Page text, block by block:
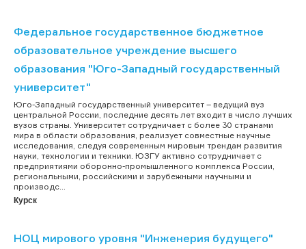
Федеральное государственное бюджетное
образовательное учреждение высшего
образования "Юго-Западный государственный
университет"
Юго-Западный государственный университет – ведущий вуз
центральной России, последние десять лет входит в число лучших
вузов страны. Университет сотрудничает с более 30 странами
мира в области образования, реализует совместные научные
исследования, следуя современным мировым трендам развития
науки, технологии и техники. ЮЗГУ активно сотрудничает с
предприятиями оборонно-промышленного комплекса России,
региональными, российскими и зарубежными научными и
производс...
Курск
НОЦ мирового уровня "Инженерия будущего"